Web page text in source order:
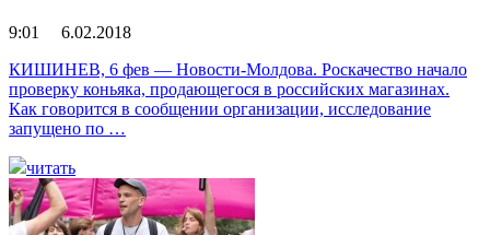
9:01 6.02.2018
КИШИНЕВ, 6 фев — Новости-Молдова. Роскачество начало
проверку коньяка, продающегося в российских магазинах.
Как говорится в сообщении организации, исследование
запущено по …
читать